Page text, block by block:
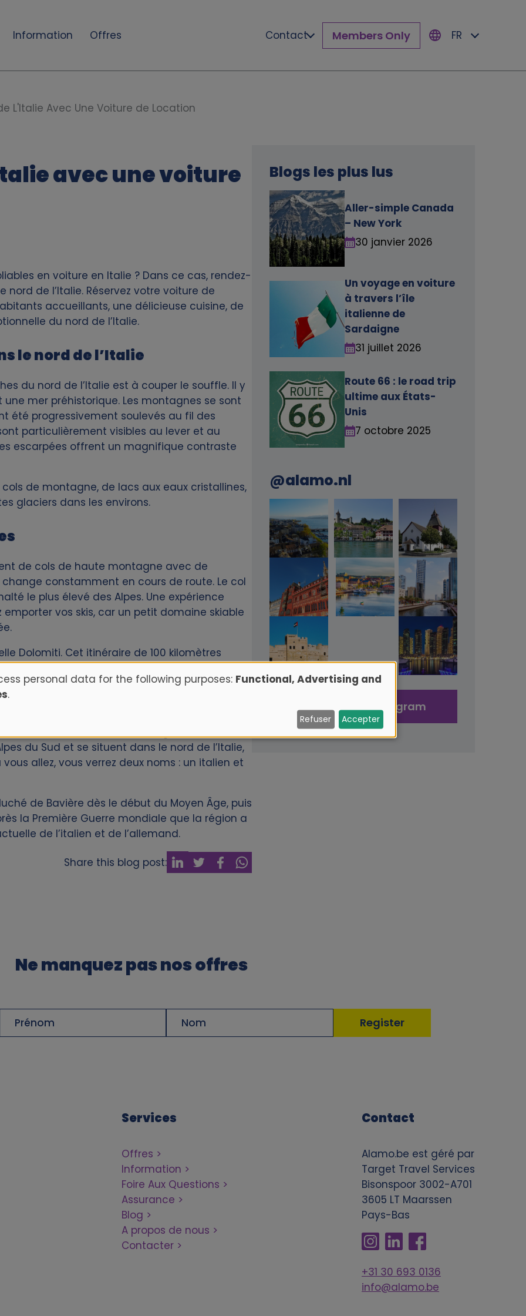
Information Offres Contact Members Only FR
L'Italie Avec Une Voiture de Location
avec une voiture
en voiture en Italie ? Dans ce cas, rendez-
de l’Italie. Réservez votre voiture de
accueillants, une délicieuse cuisine, de
du nord de l’Italie.
le nord de l’Italie
du nord de l’Italie est à couper le souffle. Il y
mer préhistorique. Les montagnes se sont
été progressivement soulevés au fil des
particulièrement visibles au lever et au
escarpées offrent un magnifique contraste
de montagne, de lacs aux eaux cristallines,
glaciers dans les environs.
de cols de haute montagne avec de
constamment en cours de route. Le col
le plus élevé des Alpes. Une expérience
vos skis, car un petit domaine skiable
Dolomiti. Cet itinéraire de 100 kilomètres
un paysage à couper le souffle.
utilisés de manière interchangeable : les
du Sud et se situent dans le nord de l’Italie,
allez, vous verrez deux noms : un italien et
de Bavière dès le début du Moyen Âge, puis
la Première Guerre mondiale que la région a
de l’italien et de l’allemand.
Share this blog post:
Blogs les plus lus
Aller-simple Canada
– New York
30 janvier 2026
Un voyage en voiture
à travers l’île
italienne de
Sardaigne
31 juillet 2026
Route 66 : le road trip
ultime aux États-
Unis
7 octobre 2025
@alamo.nl
Volg ons op Instagram
Ne manquez pas nos offres
Prénom
Nom
Services
Offres
Information
Foire Aux Questions
Assurance
Blog
A propos de nous
Contacter
Contact
Alamo.be est géré par
Target Travel Services
Bisonspoor 3002-A701
3605 LT Maarssen
Pays-Bas
+31 30 693 0136
info@alamo.be
personal data for the following purposes: Functional, Advertising and
.
Refuser Accepter